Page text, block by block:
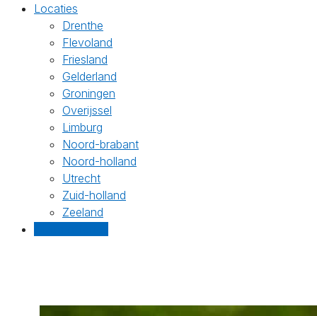
Locaties
Drenthe
Flevoland
Friesland
Gelderland
Groningen
Overijssel
Limburg
Noord-brabant
Noord-holland
Utrecht
Zuid-holland
Zeeland